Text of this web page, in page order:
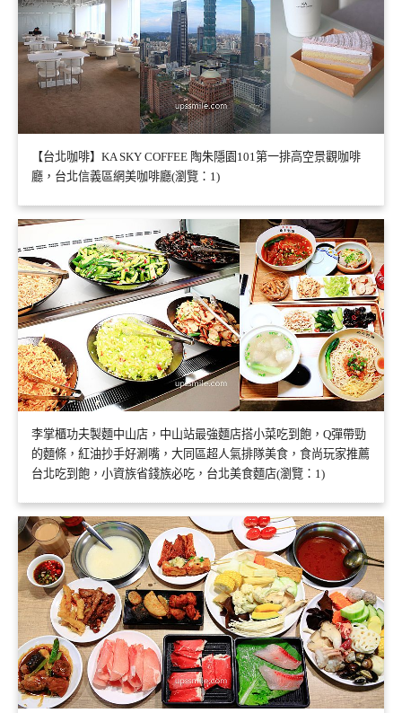
【台北咖啡】KA SKY COFFEE 陶朱隱園101第一排高空景觀咖啡
廳，台北信義區網美咖啡廳(瀏覽：1)
李掌櫃功夫製麵中山店，中山站最強麵店搭小菜吃到飽，Q彈帶勁
的麵條，紅油抄手好涮嘴，大同區超人氣排隊美食，食尚玩家推薦
台北吃到飽，小資族省錢族必吃，台北美食麵店(瀏覽：1)